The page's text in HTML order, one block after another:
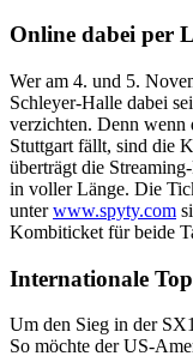
Online dabei per
Wer am 4. und 5.
Schleyer-Halle dabei
verzichten. Denn wenn
Stuttgart fällt, sind die
überträgt die
in voller Länge. Die
unterwww.spyty.com
Kombiticket für beide
Internationale
Um den Sieg in der
So möchte der US-